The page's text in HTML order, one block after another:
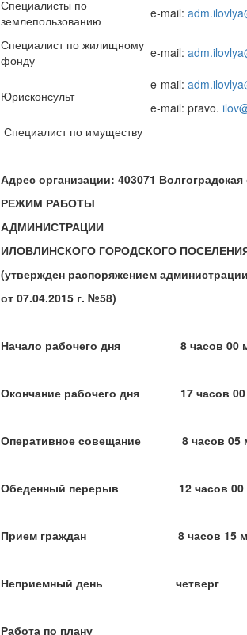
Специалисты по
землепользованию
e-mail:
Специалист по жилищному
фонду
e-mail:
Юрисконсульт
e-mail:
e-mail: pravo.
Специалист по
Адрес организации: 403071
РЕЖИМ РАБОТЫ
АДМИНИСТРАЦИИ
ИЛОВЛИНСКОГО ГОРОДСКОГО
(утвержден распоряжением
от 07.04.2015 г. №58)
Начало рабочего дня 8 часов 00
Окончание рабочего дня 17 часов 00
Оперативное совещание 8 часов 05
Обеденный перерыв 12 часов 00
Прием граждан 8 часов 15
Неприемный день четверг
Работа по плану